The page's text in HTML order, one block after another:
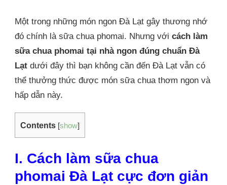
Một trong những món ngon Đà Lạt gây thương nhớ
đó chính là sữa chua phomai. Nhưng với cách làm
sữa chua phomai tại nhà ngon đúng chuẩn Đà
Lạt dưới đây thì bạn không cần đến Đà Lạt vẫn có
thể thưởng thức được món sữa chua thơm ngon và
hấp dẫn này.
Contents [show]
I. Cách làm sữa chua
phomai Đà Lạt cực đơn giản